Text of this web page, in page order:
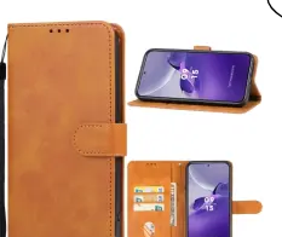
som favorit
Galaxy A24 5G Fodral